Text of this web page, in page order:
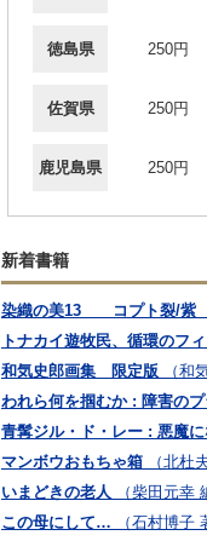
徳島県 250円
佐賀県 250円
鹿児島県 250円
新着書籍
染織の美13 コプト裂/紫
トナカイ遊牧民、循環のフ
和気史郎画集 限定版
（和
われら何を掴むか : 障害の
青髯ジル・ド・レー : 悪魔
マンボウおもちゃ箱
（北杜
いまどきの老人
（柴田元幸
この母にして…
（石村博子